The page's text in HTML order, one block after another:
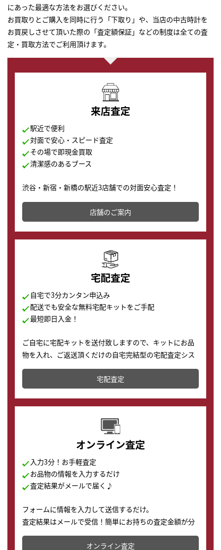
にあった最適な方法をお選びください。
お買取りとご購入を同時に行う「下取り」や、当店の中古時計を
お買戻しさせて頂いた際の「査定額保証」などの制度は全ての査
定・買取方法でご利用頂けます。
来店査定
駅近で便利
対面で安心・スピード査定
その場で即現金買取
清潔感のあるブース
渋谷・新宿・新橋の駅近3店舗での対面安心査定！
店舗を併設しており、下取りに出してお得に新しい時計
の購入もできます♪
店舗のご案内
宅配査定
自宅で3分カンタン申込み
配送でも安全な無料宅配キットをご手配
最短即日入金！
ご自宅に宅配キットを送付致しますので、キットにお品
物を入れ、ご返送頂くだけの自宅完結型の宅配査定シス
テムです。
配送でも簡単&安全に査定・買取に出すことが可能で
す。
宅配査定
オンライン査定
入力3分！お手軽査定
お品物の情報を入力するだけ
査定結果がメールで届く♪
フォームに情報を入力して送信するだけ。
査定結果はメールで受信！簡単にお持ちの査定金額が分
かります。
オンライン査定